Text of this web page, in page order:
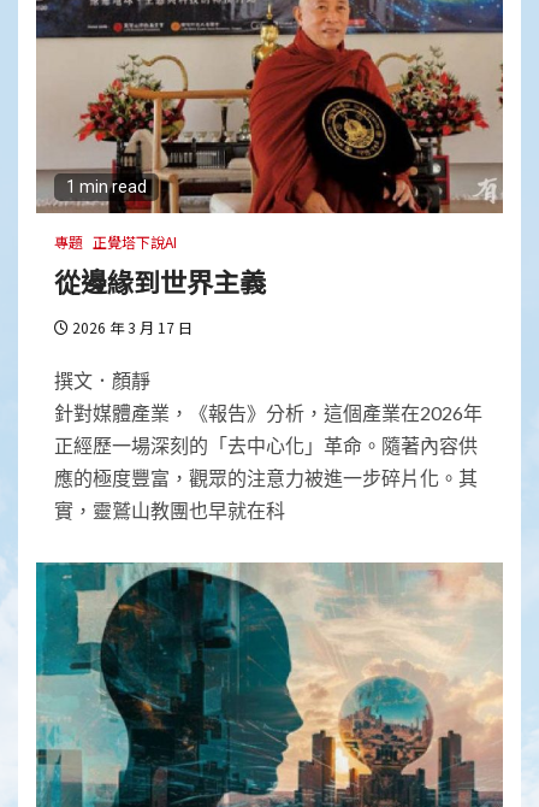
1 min read
專題 正覺塔下說AI
從邊緣到世界主義
2026 年 3 月 17 日
撰文．顏靜
針對媒體產業，《報告》分析，這個產業在2026年
正經歷一場深刻的「去中心化」革命。隨著內容供
應的極度豐富，觀眾的注意力被進一步碎片化。其
實，靈鷲山教團也早就在科